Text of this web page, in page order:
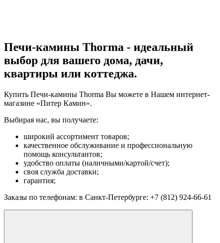
Печи-камины Thorma - идеальный
выбор для вашего дома, дачи,
квартиры или коттеджа.
Купить Печи-камины Thorma Вы можете в Нашем интернет-
магазине «Питер Камин».
Выбирая нас, вы получаете:
широкий ассортимент товаров;
качественное обслуживание и профессиональную
помощь консультантов;
удобство оплаты (наличными/картой/счет);
своя служба доставки;
гарантия;
Заказы по телефонам: в Санкт-Петербурге: +7 (812) 924-66-61